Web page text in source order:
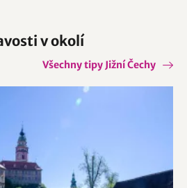
v okolí
Všechny tipy Jižní Čechy